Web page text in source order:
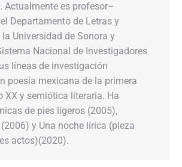
Actualmente es profesor–
Departamento de Letras y
Universidad de Sonora y
Nacional de Investigadores
líneas de investigación
poesía mexicana de la primera
XX y semiótica literaria. Ha
de pies ligeros (2005),
y Una noche lírica (pieza
actos)(2020).